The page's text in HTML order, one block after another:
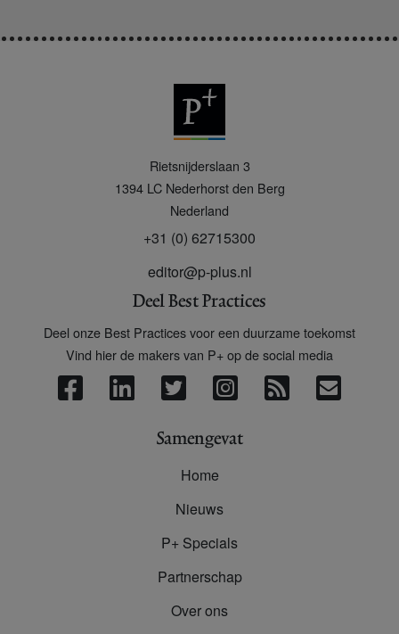
Rietsnijderslaan 3
1394 LC Nederhorst den Berg
Nederland
+31 (0) 62715300
editor@p-plus.nl
Deel Best Practices
Deel onze Best Practices voor een duurzame toekomst
Vind hier de makers van P+ op de social media
Samengevat
Home
Nieuws
P+ Specials
Partnerschap
Over ons